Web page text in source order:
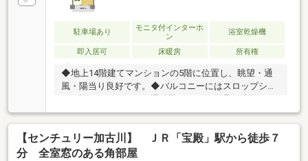
駐車場あり
モニタ付インターホ
ン
浴室乾燥機
即入居可 床暖房 所有権
◆地上14階建てマンションの5階に位置し、眺望・通
風・陽当り良好です。◆バルコニーにはスロップシン
に便利です。◆キッチンはビルトイン食器洗い乾燥機
付きで、家事を効率よくサポートします。◆浴室の浴
室暖房乾燥機にはサウナのような温浴効果を楽しめる
ミストサウナ機能付きです。◆宅配ボックスが設けら
【センチュリー加古川】 ＪＲ「宝殿」駅から徒歩７
分 全室窓のある角部屋